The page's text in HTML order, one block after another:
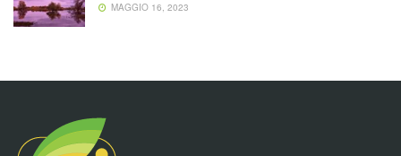
MAGGIO 16, 2023